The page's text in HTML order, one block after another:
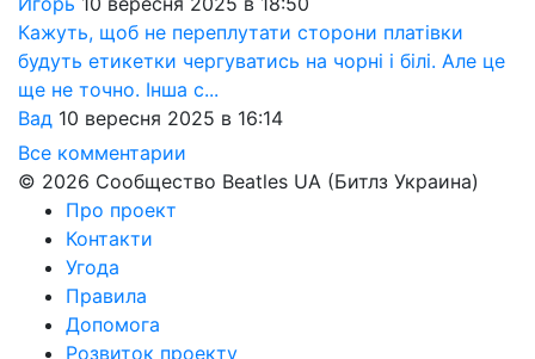
Кажуть, щоб не переплутати сторони платівки
будуть етикетки чергуватись на чорні і білі. Але це
ще не точно. Інша с...
Вад 10 вересня 2025 в 16:14
Все комментарии
© 2026 Сообщество Beatles UA (Битлз Украина)
Про проект
Контакти
Угода
Правила
Допомога
Розвиток проекту